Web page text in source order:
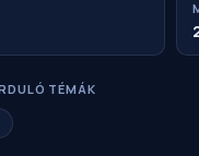
TÉMÁK